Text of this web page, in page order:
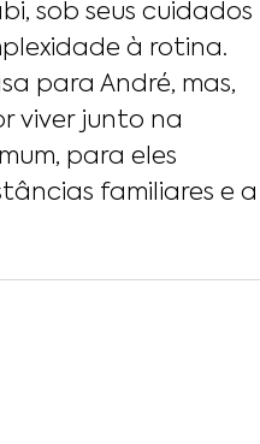
sob seus cuidados
à rotina.
para André, mas,
viver junto na
para eles
familiares e a